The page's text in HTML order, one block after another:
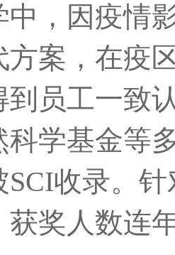
中，因疫情
方案，在疫
到员工一致
科学基金等
SCI收录。
获奖人数连